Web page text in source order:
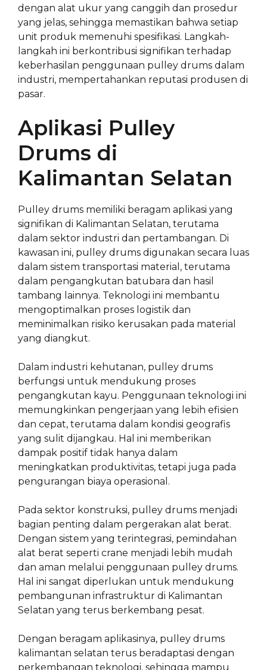
dengan alat ukur yang canggih dan prosedur
yang jelas, sehingga memastikan bahwa setiap
unit produk memenuhi spesifikasi. Langkah-
langkah ini berkontribusi signifikan terhadap
keberhasilan penggunaan pulley drums dalam
industri, mempertahankan reputasi produsen di
pasar.
Aplikasi Pulley
Drums di
Kalimantan Selatan
Pulley drums memiliki beragam aplikasi yang
signifikan di Kalimantan Selatan, terutama
dalam sektor industri dan pertambangan. Di
kawasan ini, pulley drums digunakan secara luas
dalam sistem transportasi material, terutama
dalam pengangkutan batubara dan hasil
tambang lainnya. Teknologi ini membantu
mengoptimalkan proses logistik dan
meminimalkan risiko kerusakan pada material
yang diangkut.
Dalam industri kehutanan, pulley drums
berfungsi untuk mendukung proses
pengangkutan kayu. Penggunaan teknologi ini
memungkinkan pengerjaan yang lebih efisien
dan cepat, terutama dalam kondisi geografis
yang sulit dijangkau. Hal ini memberikan
dampak positif tidak hanya dalam
meningkatkan produktivitas, tetapi juga pada
pengurangan biaya operasional.
Pada sektor konstruksi, pulley drums menjadi
bagian penting dalam pergerakan alat berat.
Dengan sistem yang terintegrasi, pemindahan
alat berat seperti crane menjadi lebih mudah
dan aman melalui penggunaan pulley drums.
Hal ini sangat diperlukan untuk mendukung
pembangunan infrastruktur di Kalimantan
Selatan yang terus berkembang pesat.
Dengan beragam aplikasinya, pulley drums
kalimantan selatan terus beradaptasi dengan
perkembangan teknologi, sehingga mampu